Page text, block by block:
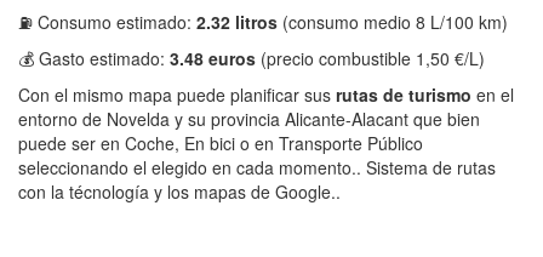
⛽ Consumo estimado: 2.32 litros (consumo medio 8 L/100 km)
💰 Gasto estimado: 3.48 euros (precio combustible 1,50 €/L)
Con el mismo mapa puede planificar sus rutas de turismo en el
entorno de Novelda y su provincia Alicante-Alacant que bien
puede ser en Coche, En bici o en Transporte Público
seleccionando el elegido en cada momento.. Sistema de rutas
con la técnología y los mapas de Google..